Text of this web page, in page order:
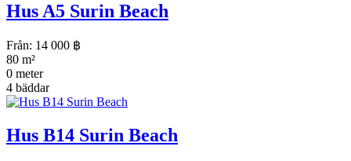
Hus A5 Surin Beach
Från: 14 000 ฿
80 m²
0 meter
4 bäddar
Hus B14 Surin Beach